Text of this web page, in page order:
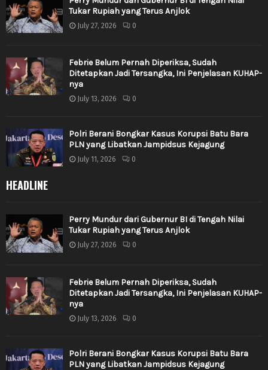
Tukar Rupiah yang Terus Anjlok
July 27, 2026 0
Febrie Belum Pernah Diperiksa, Sudah
Ditetapkan Jadi Tersangka, Ini Penjelasan KUHAP-
nya
July 13, 2026 0
Polri Berani Bongkar Kasus Korupsi Batu Bara
PLN yang Libatkan Jampidsus Kejagung
July 11, 2026 0
HEADLINE
Perry Mundur dari Gubernur BI di Tengah Nilai
Tukar Rupiah yang Terus Anjlok
July 27, 2026 0
Febrie Belum Pernah Diperiksa, Sudah
Ditetapkan Jadi Tersangka, Ini Penjelasan KUHAP-
nya
July 13, 2026 0
Polri Berani Bongkar Kasus Korupsi Batu Bara
PLN yang Libatkan Jampidsus Kejagung